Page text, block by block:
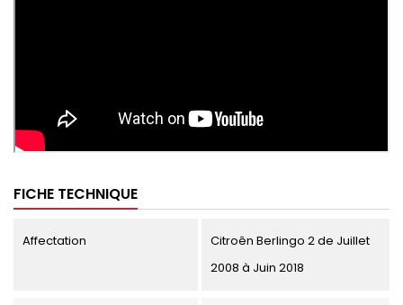
FICHE TECHNIQUE
Affectation
Citroên Berlingo 2 de Juillet
2008 à Juin 2018